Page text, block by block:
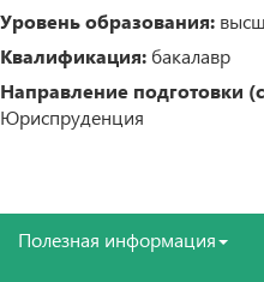
Уровень образования:
Квалификация: бакалавр
Направление подготовки
Юриспруденция
Полезная информация